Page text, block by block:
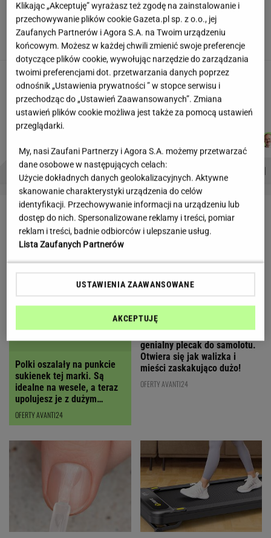
Skłodowska na banknocie?
Zadecydowała interwencja polskiego ministra
SUBSKRYPCJA
Kulisy zmian w "halo tu polsat".
"Cichopek źle wypadła w badaniach"
PROBLEMY POLSKICH SIATKARZY ZNAK Z '30'
LETNIE OKAZJE
upolujesz je z dużym
RABATEM
OFERTY AVANTI24
Polska marka stworzyła
genialny plecak do samolotu.
Otwiera się jak walizka i
mieści zaskakująco dużo!
OFERTY AVANTI24
"To prawdziwy ratunek dla
Kompaktowa bieżnia sprawdzi
się w małym mieszkaniu.
Klikając „Akceptuję” wyrażasz też zgodę na zainstalowanie i
przechowywanie plików cookie Gazeta.pl sp. z o.o., jej
Zaufanych Partnerów i Agora S.A. na Twoim urządzeniu
końcowym. Możesz w każdej chwili zmienić swoje preferencje
dotyczące plików cookie, wywołując narzędzie do zarządzania
twoimi preferencjami dot. przetwarzania danych poprzez
odnośnik „Ustawienia prywatności ” w stopce serwisu i
przechodząc do „Ustawień Zaawansowanych”. Zmiana
ustawień plików cookie możliwa jest także za pomocą ustawień
przeglądarki.
My, nasi Zaufani Partnerzy i Agora S.A. możemy przetwarzać
dane osobowe w następujących celach:
Użycie dokładnych danych geolokalizacyjnych. Aktywne
skanowanie charakterystyki urządzenia do celów
identyfikacji. Przechowywanie informacji na urządzeniu lub
dostęp do nich. Spersonalizowane reklamy i treści, pomiar
reklam i treści, badnie odbiorców i ulepszanie usług.
Lista Zaufanych Partnerów
USTAWIENIA ZAAWANSOWANE
AKCEPTUJĘ